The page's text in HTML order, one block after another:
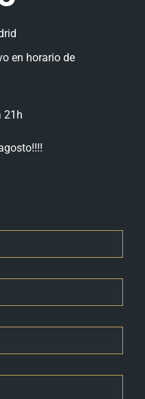
en horario de
21h